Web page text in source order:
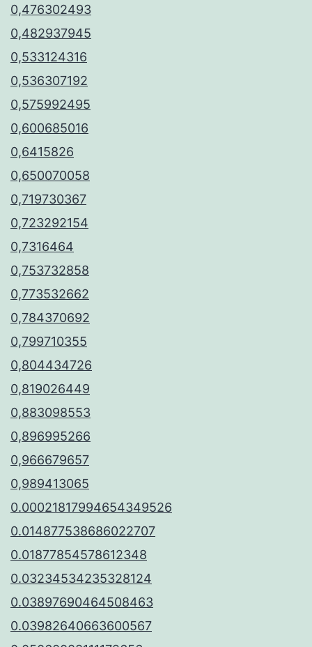
0,476302493
0,482937945
0,533124316
0,536307192
0,575992495
0,600685016
0,6415826
0,650070058
0,719730367
0,723292154
0,7316464
0,753732858
0,773532662
0,784370692
0,799710355
0,804434726
0,819026449
0,883098553
0,896995266
0,966679657
0,989413065
0.00021817994654349526
0.014877538686022707
0.01877854578612348
0.03234534235328124
0.03897690464508463
0.03982640663600567